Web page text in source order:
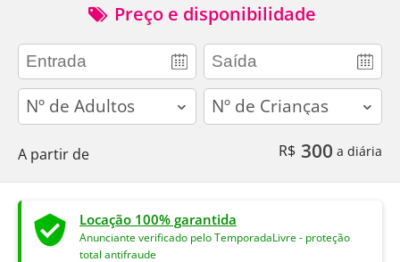
Preço e disponibilidade
adults children
A partir de R$ 300 a diária
Locação 100% garantida
Anunciante verificado pelo TemporadaLivre - proteção
total antifraude